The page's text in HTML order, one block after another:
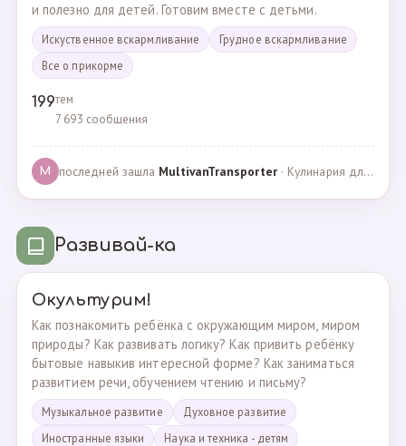
и полезно для детей. Готовим вместе с детьми.
Искуственное вскармливание
Грудное вскармливание
Все о прикорме
199тем
7 693 сообщения
M последней зашла MultivanTransporter· Кулинария для более старших · 24.10.2024
Развивай-ка
Окультурим!
Как познакомить ребёнка с окружающим миром, миром
природы? Как развивать логику? Как привить ребёнку
бытовые навыкив интересной форме? Как заниматься
развитием речи, обучением чтению и письму?
Музыкальное развитие
Духовное развитие
Иностранные языки
Наука и техника - детям